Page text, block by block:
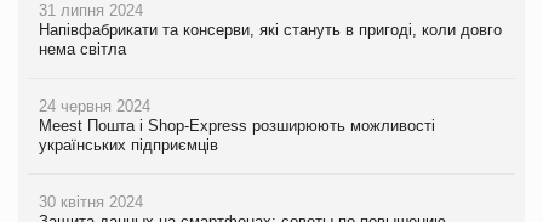
31 липня 2024
Напівфабрикати та консерви, які стануть в пригоді, коли довго
нема світла
24 червня 2024
Meest Пошта і Shop-Express розширюють можливості
українських підприємців
30 квітня 2024